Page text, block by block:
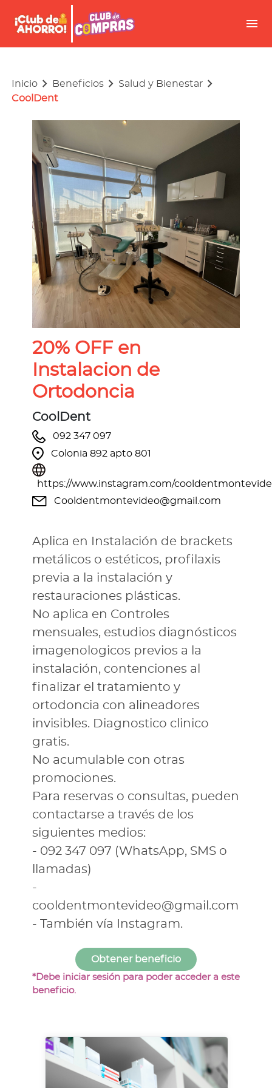
menu
Iniciokeyboard_arrow_right Beneficioskeyboard_arrow_right Salud y Bienestarkeyboard_arrow_right
CoolDent
20% OFF en
Instalacion de
Ortodoncia
CoolDent
092 347 097
Colonia 892 apto 801
https://www.instagram.com/
Cooldentmontevideo@gmail.com
Aplica en Instalación de brackets
metálicos o estéticos, profilaxis
previa a la instalación y
restauraciones plásticas.
No aplica en Controles
mensuales, estudios diagnósticos
imagenologicos previos a la
instalación, contenciones al
finalizar el tratamiento y
ortodoncia con alineadores
invisibles. Diagnostico clinico
gratis.
No acumulable con otras
promociones.
Para reservas o consultas, pueden
contactarse a través de los
siguientes medios:
- 092 347 097 (WhatsApp, SMS o
llamadas)
-
cooldentmontevideo@gmail.com
- También vía Instagram.
*Debe iniciar sesión para poder acceder a este
beneficio.